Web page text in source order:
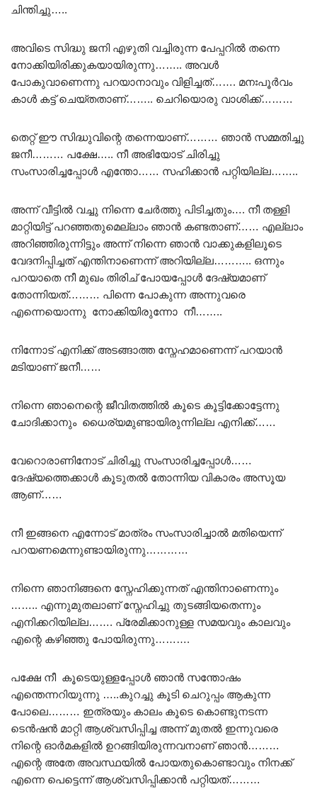
ചിന്തിച്ചു…..
അവിടെ സിദ്ധു ജനി എഴുതി വച്ചിരുന്ന പേപ്പറിൽ തന്നെ
നോക്കിയിരിക്കുകയായിരുന്നു…….. അവൾ
പോകുവാണെന്നു പറയാനാവും വിളിച്ചത്……. മനഃപൂർവം
കാൾ കട്ട്‌ ചെയ്തതാണ്…….. ചെറിയൊരു വാശിക്ക്………
തെറ്റ് ഈ സിദ്ധുവിന്റെ തന്നെയാണ്……… ഞാൻ സമ്മതിച്ചു
ജനീ……… പക്ഷേ….. നീ അഭിയോട് ചിരിച്ചു
സംസാരിച്ചപ്പോൾ എന്തോ…… സഹിക്കാൻ പറ്റിയില്ല……..
അന്ന് വീട്ടിൽ വച്ചു നിന്നെ ചേർത്തു പിടിച്ചതും…. നീ തള്ളി
മാറ്റിയിട്ട് പറഞ്ഞതുമെല്ലാം ഞാൻ കണ്ടതാണ്…… എല്ലാം
അറിഞ്ഞിരുന്നിട്ടും അന്ന് നിന്നെ ഞാൻ വാക്കുകളിലൂടെ
വേദനിപ്പിച്ചത് എന്തിനാണെന്ന് അറിയില്ല……….. ഒന്നും
പറയാതെ നീ മുഖം തിരിച് പോയപ്പോൾ ദേഷ്യമാണ്
തോന്നിയത്……… പിന്നെ പോകുന്ന അന്നുവരെ
എന്നെയൊന്നു നോക്കിയിരുന്നോ നീ……..
നിന്നോട് എനിക്ക് അടങ്ങാത്ത സ്നേഹമാണെന്ന് പറയാൻ
മടിയാണ് ജനീ……
നിന്നെ ഞാനെന്റെ ജീവിതത്തിൽ കൂടെ കൂട്ടിക്കോട്ടേന്നു
ചോദിക്കാനും ധൈര്യമുണ്ടായിരുന്നില്ല എനിക്ക്……
വേറൊരാണിനോട് ചിരിച്ചു സംസാരിച്ചപ്പോൾ……
ദേഷ്യത്തെക്കാൾ കൂടുതൽ തോന്നിയ വികാരം അസൂയ
ആണ്……
നീ ഇങ്ങനെ എന്നോട് മാത്രം സംസാരിച്ചാൽ മതിയെന്ന്
പറയണമെന്നുണ്ടായിരുന്നു…………
നിന്നെ ഞാനിങ്ങനെ സ്നേഹിക്കുന്നത് എന്തിനാണെന്നും
…….. എന്നുമുതലാണ് സ്നേഹിച്ചു തുടങ്ങിയതെന്നും
എനിക്കറിയില്ല……. പ്രേമിക്കാനുള്ള സമയവും കാലവും
എന്റെ കഴിഞ്ഞു പോയിരുന്നു……….
പക്ഷേ നീ കൂടെയുള്ളപ്പോൾ ഞാൻ സന്തോഷം
എന്തെന്നറിയുന്നു …..കുറച്ചു കൂടി ചെറുപ്പം ആകുന്ന
പോലെ……… ഇത്രയും കാലം കൂടെ കൊണ്ടുനടന്ന
ടെൻഷൻ മാറ്റി ആശ്വസിപ്പിച്ച അന്ന് മുതൽ ഇന്നുവരെ
നിന്റെ ഓർമകളിൽ ഉറങ്ങിയിരുന്നവനാണ് ഞാൻ………
എന്റെ അതേ അവസ്ഥയിൽ പോയതുകൊണ്ടാവും നിനക്ക്
എന്നെ പെട്ടെന്ന് ആശ്വസിപ്പിക്കാൻ പറ്റിയത്………